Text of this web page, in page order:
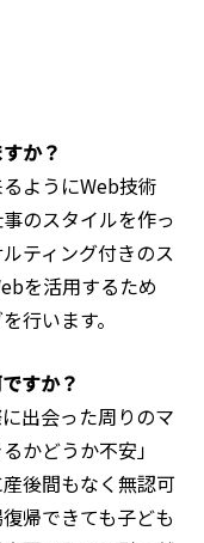
か？
ようにWeb技術
のスタイルを作っ
ティング付きのス
を活用するため
行います。
すか？
出会った周りのマ
かどうか不安」
後間もなく無認可
帰できても子ども